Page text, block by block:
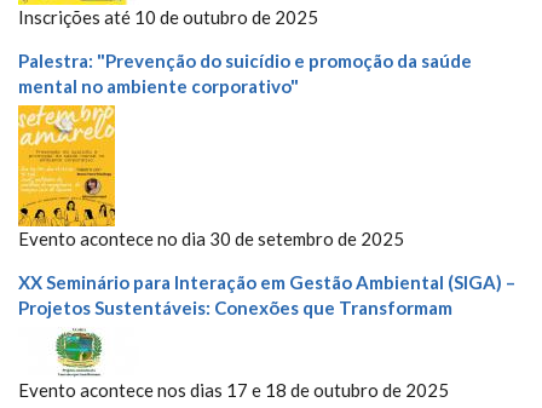
Inscrições até 10 de outubro de 2025
Palestra: "Prevenção do suicídio e promoção da saúde
mental no ambiente corporativo"
Evento acontece no dia 30 de setembro de 2025
XX Seminário para Interação em Gestão Ambiental (SIGA) –
Projetos Sustentáveis: Conexões que Transformam
Evento acontece nos dias 17 e 18 de outubro de 2025